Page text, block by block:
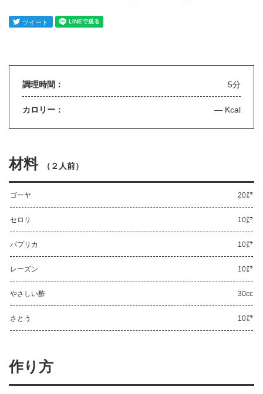
調理時間： 5分
カロリー： — Kcal
材料 （ ２人前）
ゴーヤ 20㌘
セロリ 10㌘
パプリカ 10㌘
レーズン 10㌘
やさしい酢 30cc
さとう 10㌘
作り方